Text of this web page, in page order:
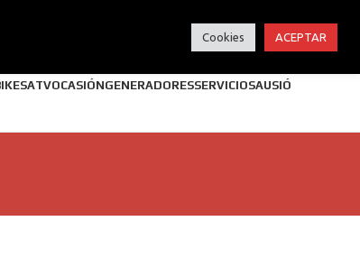
ATVOCASIÓNGENERADORESSERVICIOSAUSIÓ
Cookies ACEPTAR